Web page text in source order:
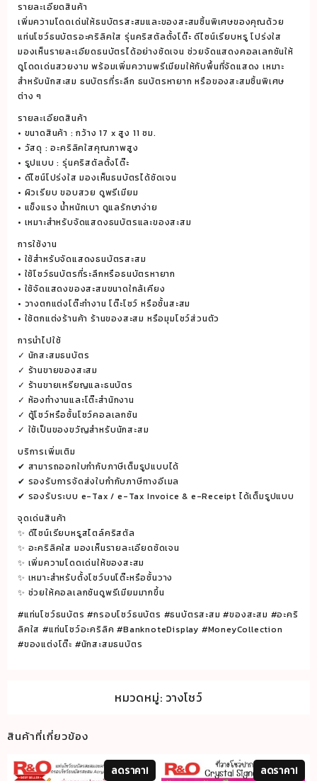
ริ
ลิค
ใส
รุ่น
คริสตัล
ตั้ง
โต๊ะ
ขนาด
20x13
ซม.
สำหรับ
นัก
สะสม
ธนบัตร
และ
ของ
สะสม
ชิ้น
รายละเอียดสินค้า
เพิ่มความโดดเด่นให้ธนบัตรสะสมและของสะสมชิ้นพิเศษของคุณด้วย
แท่นโชว์ธนบัตรอะคริลิคใส รุ่นคริสตัลตั้งโต๊ะ ดีไซน์เรียบหรู โปร่งใส
มองเห็นรายละเอียดธนบัตรได้อย่างชัดเจน ช่วยจัดแสดงคอลเลกชันให้
ดูโดดเด่นสวยงาม พร้อมเพิ่มความพรีเมียมให้กับพื้นที่จัดแสดง เหมาะ
สำหรับนักสะสม ธนบัตรที่ระลึก ธนบัตรหายาก หรือของสะสมชิ้นพิเศษ
ต่าง ๆ
รายละเอียดสินค้า
• ขนาดสินค้า : กว้าง 17 x สูง 11 ซม.
• วัสดุ : อะคริลิคใสคุณภาพสูง
• รูปแบบ : รุ่นคริสตัลตั้งโต๊ะ
• ดีไซน์โปร่งใส มองเห็นธนบัตรได้ชัดเจน
• ผิวเรียบ ขอบสวย ดูพรีเมียม
• แข็งแรง น้ำหนักเบา ดูแลรักษาง่าย
• เหมาะสำหรับจัดแสดงธนบัตรและของสะสม
การใช้งาน
• ใช้สำหรับจัดแสดงธนบัตรสะสม
• ใช้โชว์ธนบัตรที่ระลึกหรือธนบัตรหายาก
• ใช้จัดแสดงของสะสมขนาดใกล้เคียง
• วางตกแต่งโต๊ะทำงาน โต๊ะโชว์ หรือชั้นสะสม
• ใช้ตกแต่งร้านค้า ร้านของสะสม หรือมุมโชว์ส่วนตัว
การนำไปใช้
✓ นักสะสมธนบัตร
✓ ร้านขายของสะสม
✓ ร้านขายเหรียญและธนบัตร
✓ ห้องทำงานและโต๊ะสำนักงาน
✓ ตู้โชว์หรือชั้นโชว์คอลเลกชัน
✓ ใช้เป็นของขวัญสำหรับนักสะสม
บริการเพิ่มเติม
✔ สามารถออกใบกำกับภาษีเต็มรูปแบบได้
✔ รองรับการจัดส่งใบกำกับภาษีทางอีเมล
✔ รองรับระบบ e-Tax / e-Tax Invoice & e-Receipt ได้เต็มรูปแบบ
จุดเด่นสินค้า
✨ ดีไซน์เรียบหรูสไตล์คริสตัล
✨ อะคริลิคใส มองเห็นรายละเอียดชัดเจน
✨ เพิ่มความโดดเด่นให้ของสะสม
✨ เหมาะสำหรับตั้งโชว์บนโต๊ะหรือชั้นวาง
✨ ช่วยให้คอลเลกชันดูพรีเมียมมากขึ้น
#แท่นโชว์ธนบัตร #กรอบโชว์ธนบัตร #ธนบัตรสะสม #ของสะสม #อะคริ
ลิคใส #แท่นโชว์อะคริลิค #BanknoteDisplay #MoneyCollection
#ของแต่งโต๊ะ #นักสะสมธนบัตร
หมวดหมู่: วางโชว์
สินค้าที่เกี่ยวข้อง
ลดราคา! ลดราคา!